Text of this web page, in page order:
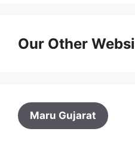
Our Other
Maru Gujarat